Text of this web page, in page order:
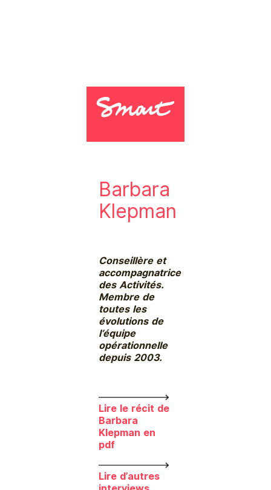
Barbara
Klepman
Conseillère et
accompagnatrice
des Activités.
Membre de
toutes les
évolutions de
l’équipe
opérationnelle
depuis 2003.
Lire le récit de
Barbara
Klepman en
pdf
Lire d’autres